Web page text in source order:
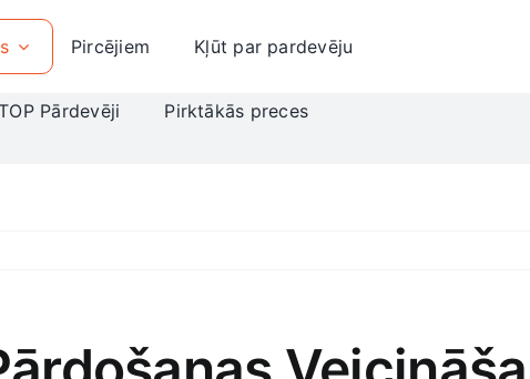
Pircējiem Kļūt par pardevēju
Pārdevēji
Pirktākās preces